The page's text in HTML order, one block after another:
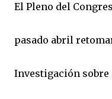
El Pleno del
pasado abril
Investigación sobre